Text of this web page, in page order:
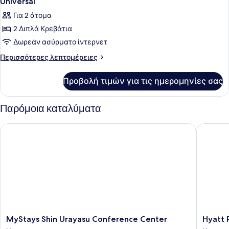
Για 2 άτομα
2 Διπλά Κρεβάτια
Δωρεάν ασύρματο ίντερνετ
Περισσότερες λεπτομέρειες
Περισσότερες
Προβολή τιμών για τις ημερομηνίες σας
Παρόμοια καταλύματα
MyStays
Shin
MyStays Shin Urayasu Conference Center
MyStays Shin Urayasu Conference Center
Hyatt
Hyatt
Hyatt